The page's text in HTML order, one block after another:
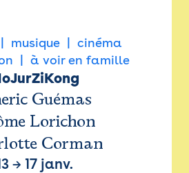
musique
cinéma
à voir en famille
Guémas
Lorichon
Corman
→ 17 janv.